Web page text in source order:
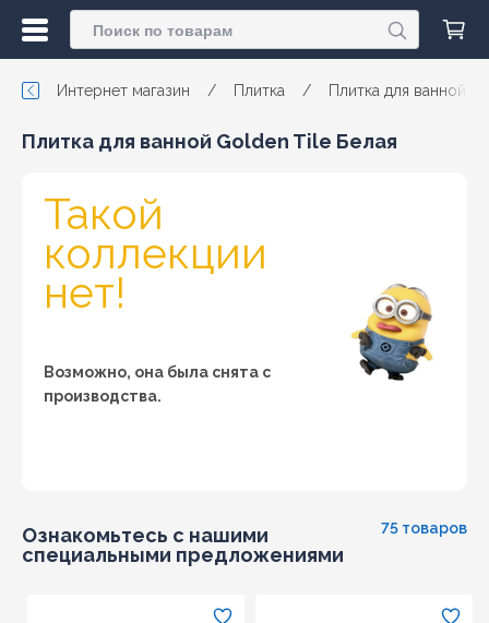
Интернет магазин / Плитка / Плитка для ванной
Плитка для ванной Golden Tile Белая
Такой
коллекции
нет!
Возможно, она была снята с
производства.
Ознакомьтесь с нашими
специальными предложениями
75 товаров